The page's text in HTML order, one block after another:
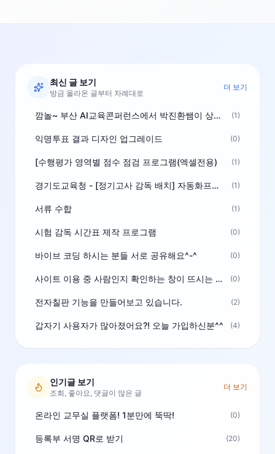
최신 글 보기
방금 올라온 글부터 차례대로
더 보기
깜놀~ 부산 AI교육콘퍼런스에서 박진환쌤이 상받으려 나오셨네요~ ^^ (1)
익명투표 결과 디자인 업그레이드 (0)
[수행평가 영역별 점수 점검 프로그램(엑셀전용) (1)
경기도교육청 - [정기고사 감독 배치] 자동화프로그램 보급 (1)
서류 수합 (1)
시험 감독 시간표 제작 프로그램 (0)
바이브 코딩 하시는 분들 서로 공유해요^-^ (0)
사이트 이용 중 사람인지 확인하는 창이 뜨시는 분은 알려주세요 (0)
전자칠판 기능을 만들어보고 있습니다. (2)
갑자기 사용자가 많아졌어요?! 오늘 가입하신분^^ (4)
인기글 보기
조회, 좋아요, 댓글이 많은 글
더 보기
온라인 교무실 플랫폼! 1분만에 뚝딱! (0)
등록부 서명 QR로 받기 (20)